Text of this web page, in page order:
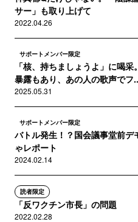
サー」も取り上げて
2022.04.26
サポートメンバー限定
「核、持ちましょうよ」に喝
暴露もあり、あの人の歌声でフ
2025.05.31
サポートメンバー限定
バトル発生！？国会議事堂前デ
ゃレポート
2024.02.14
読者限定
「反ワクチン市長」の問題
2022.02.28